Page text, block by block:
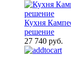
Кухня
решение
27 740 руб.